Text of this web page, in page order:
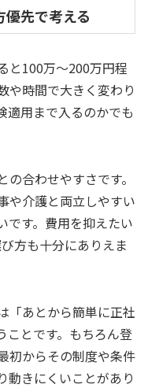
先で考える
と100万〜200万円程
や時間で大きく変わり
適用まで入るのかでも
合わせやすさです。
や介護と両立しやすい
です。費用を抑えたい
方も十分にありえま
「あとから簡単に正社
ことです。もちろん登
初からその制度や条件
動きにくいことがあり